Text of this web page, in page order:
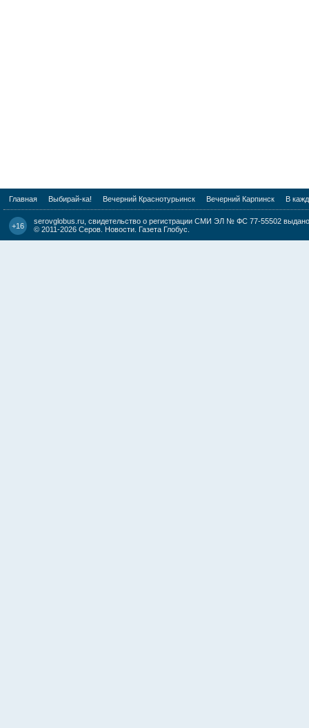
Главная Выбирай-ка! Вечерний Краснотурьинск Вечерний Карпинск В
+16
serovglobus.ru, свидетельство о регистрации СМИ ЭЛ № ФС 77-55502
© 2011-2026 Серов. Новости. Газета Глобус